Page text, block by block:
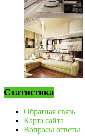
Статистика
Обратная связь
Карта сайта
Вопросы ответы